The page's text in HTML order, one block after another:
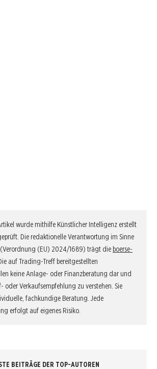
wurde mithilfe Künstlicher Intelligenz erstellt
Die redaktionelle Verantwortung im Sinne
(EU) 2024/1689) trägt die boerse-
Die auf Trading-Treff bereitgestellten
keine Anlage- oder Finanzberatung dar und
oder Verkaufsempfehlung zu verstehen. Sie
fachkundige Beratung. Jede
erfolgt auf eigenes Risiko.
BEITRÄGE DER TOP-AUTOREN